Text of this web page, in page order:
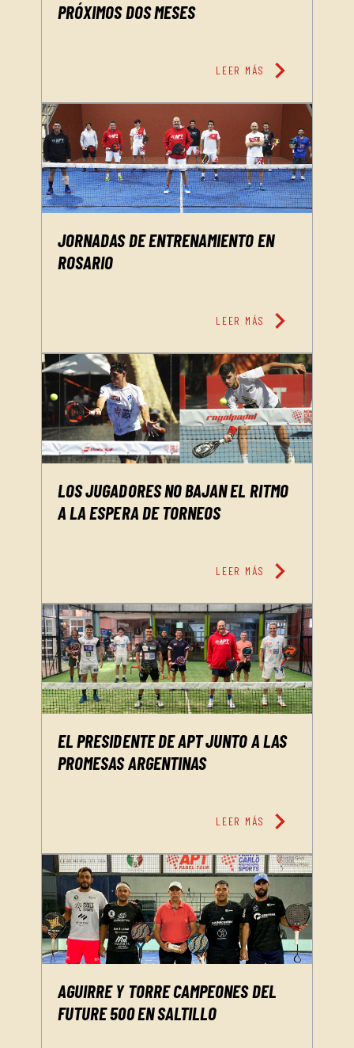
PRÓXIMOS DOS MESES
LEER MÁS chevron_right
JORNADAS DE ENTRENAMIENTO EN
ROSARIO
LEER MÁS chevron_right
LOS JUGADORES NO BAJAN EL RITMO
A LA ESPERA DE TORNEOS
LEER MÁS chevron_right
EL PRESIDENTE DE APT JUNTO A LAS
PROMESAS ARGENTINAS
LEER MÁS chevron_right
AGUIRRE Y TORRE CAMPEONES DEL
FUTURE 500 EN SALTILLO